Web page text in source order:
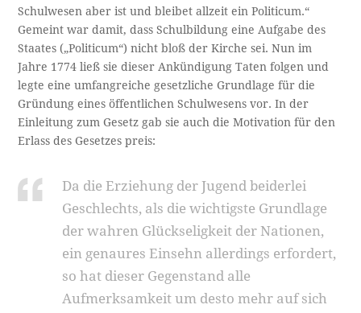
Schulwesen aber ist und bleibet allzeit ein Politicum.“
Gemeint war damit, dass Schulbildung eine Aufgabe des
Staates („Politicum“) nicht bloß der Kirche sei. Nun im
Jahre 1774 ließ sie dieser Ankündigung Taten folgen und
legte eine umfangreiche gesetzliche Grundlage für die
Gründung eines öffentlichen Schulwesens vor. In der
Einleitung zum Gesetz gab sie auch die Motivation für den
Erlass des Gesetzes preis:
Da die Erziehung der Jugend beiderlei
Geschlechts, als die wichtigste Grundlage
der wahren Glückseligkeit der Nationen,
ein genaures Einsehn allerdings erfordert,
so hat dieser Gegenstand alle
Aufmerksamkeit um desto mehr auf sich